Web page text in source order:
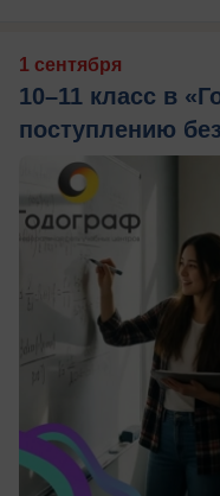
1 сентября
10–11 класс в
поступлению